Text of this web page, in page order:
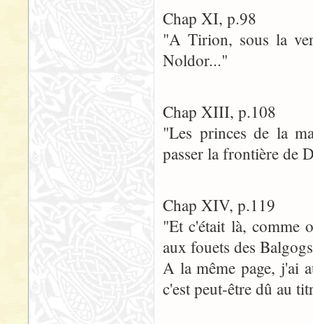
Chap XI, p.98
"A Tirion, sous la
Noldor..."
Chap XIII, p.108
"Les princes de la
passer la frontière de
Chap XIV, p.119
"Et c'était là, comme
aux fouets des
A la même page, j'ai
c'est peut-être dû au